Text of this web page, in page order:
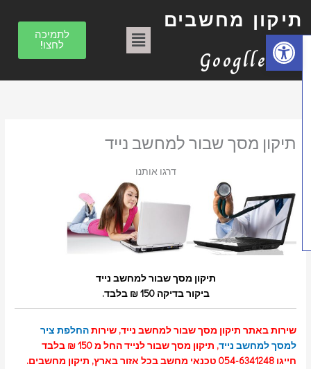
פתח סרגל נגישות
מחשבים
Googlle
תפריט
לתמיכה
לחצו!
תיקון מסך שבור למחשב נייד
דרגו אותנו
תיקון מסך שבור למחשב נייד
ביקור בדיקה 150 ₪ בלבד.
שירות באתר תיקון מסך שבור למחשב נייד, שירותהחלפת ציר
למסך למחשב נייד, תיקון מסך שבור לנייד החל מ 150 ₪ בלבד
חייגו 054-6341248 טכנאי מחשב בכל אזור בארץ, תיקון מחשבים.
ט
ר